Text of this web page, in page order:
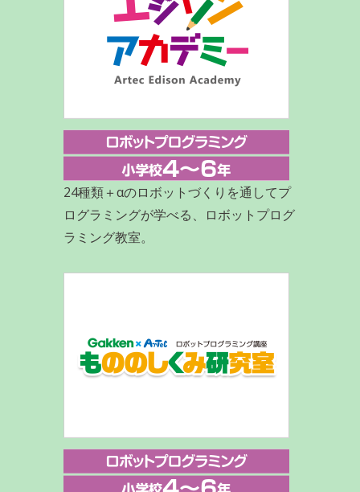
24種類＋αのロボットづくりを通してプ
ログラミングが学べる、ロボットプログ
ラミング教室。